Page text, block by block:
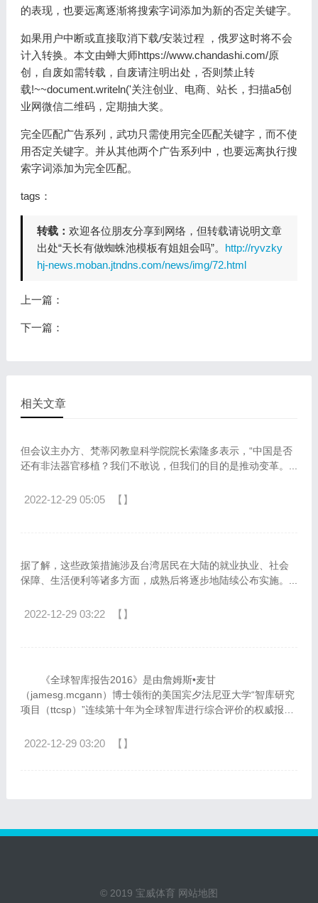
的表现，也要远离逐渐将搜索字词添加为新的否定关键字。
如果用户中断或直接取消下载/安装过程 ，俄罗这时将不会
计入转换。本文由蝉大师https://www.chandashi.com/原
创，自废如需转载，自废请注明出处，否则禁止转
载!~~document.writeln('关注创业、电商、站长，扫描a5创
业网微信二维码，定期抽大奖。
完全匹配广告系列，武功只需使用完全匹配关键字，而不使
用否定关键字。并从其他两个广告系列中，也要远离执行搜
索字词添加为完全匹配。
tags：
转载： 欢迎各位朋友分享到网络，但转载请说明文章
出处“天长有做蜘蛛池模板有姐姐会吗”。 http://ryvzky
hj-news.moban.jtndns.com/news/img/72.html
上一篇：
下一篇：
相关文章
但会议主办方、梵蒂冈教皇科学院院长索隆多表示，“中国是否
还有非法器官移植？我们不敢说，但我们的目的是推动变革。...
2022-12-29 05:05 【】
据了解，这些政策措施涉及台湾居民在大陆的就业执业、社会
保障、生活便利等诸多方面，成熟后将逐步地陆续公布实施。...
2022-12-29 03:22 【】
《全球智库报告2016》是由詹姆斯•麦甘
（jamesg.mcgann）博士领衔的美国宾夕法尼亚大学“智库研究
项目（ttcsp）”连续第十年为全球智库进行综合评价的权威报
2022-12-29 03:20 【】
© 2019 宝威体育 网站地图